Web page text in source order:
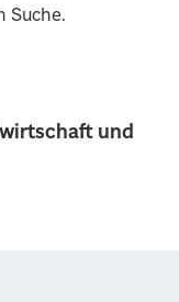
und
Suche.